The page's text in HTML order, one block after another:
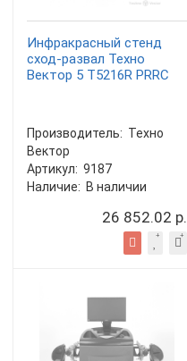
Инфракрасный стенд
сход-развал Техно
Вектор 5 T5216R PRRC
Производитель: Техно
Вектор
Артикул: 9187
Наличие: В наличии
26 852.02 р.